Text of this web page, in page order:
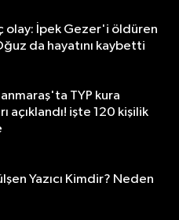
olay: İpek Gezer'i öldüren
da hayatını kaybetti
TYP kura
açıklandı! işte 120 kişilik
Yazıcı Kimdir? Neden